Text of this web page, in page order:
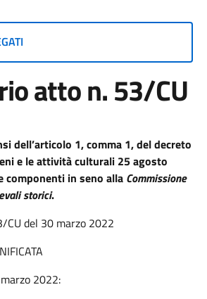
atto n. 53/CU
dell’articolo 1, comma 1, del decreto
e le attività culturali 25 agosto
componenti in seno alla Commissione
storici.
del 30 marzo 2022
2022: